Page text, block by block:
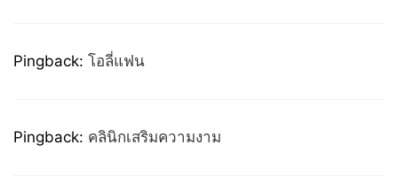
Pingback: โอลี่แฟน
Pingback: คลินิกเสริมความงาม